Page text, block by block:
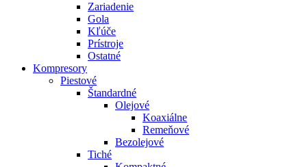
Zariadenie
Gola
Kľúče
Prístroje
Ostatné
Kompresory
Piestové
Štandardné
Olejové
Koaxiálne
Remeňové
Bezolejové
Tiché